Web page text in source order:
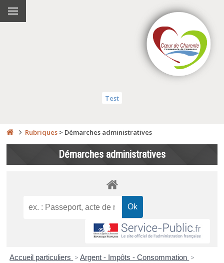
Test
Rubriques > Démarches administratives
Démarches administratives
Accueil particuliers > Argent - Impôts - Consommation >